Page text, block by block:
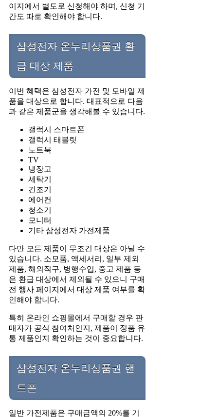
이지에서 별도로 신청해야 하며, 신청 기
간도 따로 확인해야 합니다.
삼성전자 온누리상품권 환
급 대상 제품
이번 혜택은 삼성전자 가전 및 모바일 제
품을 대상으로 합니다. 대표적으로 다음
과 같은 제품군을 생각해볼 수 있습니다.
갤럭시 스마트폰
갤럭시 태블릿
노트북
TV
냉장고
세탁기
건조기
에어컨
청소기
모니터
기타 삼성전자 가전제품
다만 모든 제품이 무조건 대상은 아닐 수
있습니다. 소모품, 액세서리, 일부 제외
제품, 해외직구, 병행수입, 중고 제품 등
은 환급 대상에서 제외될 수 있으니 구매
전 행사 페이지에서 대상 제품 여부를 확
인해야 합니다.
특히 온라인 쇼핑몰에서 구매할 경우 판
매자가 공식 참여처인지, 제품이 정품 유
통 제품인지 확인하는 것이 중요합니다.
삼성전자 온누리상품권 핸
드폰
일반 가전제품은 구매금액의 20%를 기